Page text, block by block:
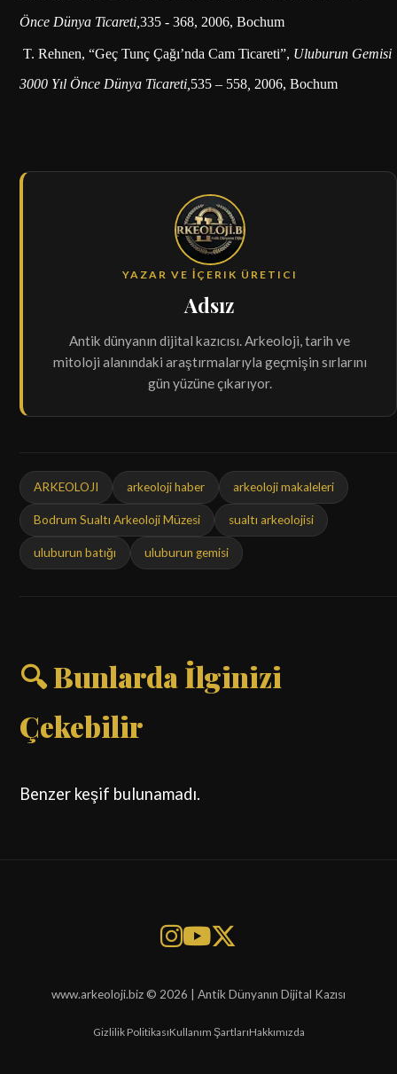
Önce Dünya Ticareti,335 - 368, 2006, Bochum
T. Rehnen, “Geç Tunç Çağı’nda Cam Ticareti”, Uluburun Gemisi
3000 Yıl Önce Dünya Ticareti, 535 – 558 2006, Bochum
YAZAR VE İÇERIK ÜRETICI
Adsız
Antik dünyanın dijital kazıcısı. Arkeoloji, tarih ve
mitoloji alanındaki araştırmalarıyla geçmişin sırlarını
gün yüzüne çıkarıyor.
ARKEOLOJI arkeoloji haber arkeoloji makaleleri
Bodrum Sualtı Arkeoloji Müzesi sualtı arkeolojisi
uluburun batığı uluburun gemisi
🔍 Bunlarda İlginizi
Çekebilir
Benzer keşif bulunamadı.
www.arkeoloji.biz © 2026 | Antik Dünyanın Dijital Kazısı
Gizlilik PolitikasıKullanım ŞartlarıHakkımızda